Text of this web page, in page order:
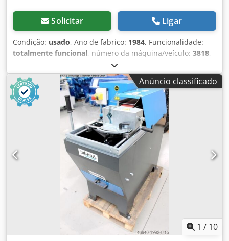
Solicitar Ligar
Condição: usado, Ano de fabrico: 1984, Funcionalidade:
totalmente funcional, número da máquina/veículo: 3818,
, À venda Knopp Rundomat. 100%
operacional. O preço é fixo e não negociável. Dsdpfxox U
Eime Agmjkr
Anúncio classificado
1 / 10